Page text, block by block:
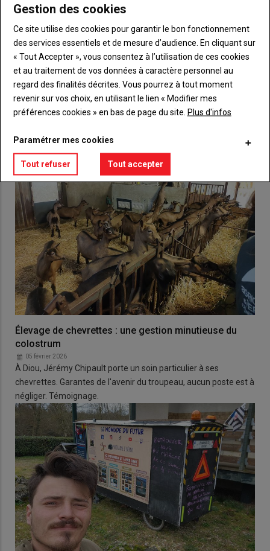
BodyChoisissez votre formule et créez votre
compte pour accéder à tout {nom-site}.
Lien Créez un compte
VOUS AIMEREZ AUSSI
Élevage de chevrettes : une gestion minutieuse du
colostrum
05 février 2026
À Diou, Jérémy Chipault porte un soin particulier à ses
chevrettes. Garantes de l'avenir du troupeau, aucun poste est à
négliger. Témoignage.
Gestion des cookies
Ce site utilise des cookies pour garantir le bon fonctionnement
des services essentiels et de mesure d’audience. En cliquant sur
« Tout Accepter », vous consentez à l’utilisation de ces cookies
et au traitement de vos données à caractère personnel au
regard des finalités décrites. Vous pourrez à tout moment
revenir sur vos choix, en utilisant le lien « Modifier mes
préférences cookies » en bas de page du site. Plus d'infos
Paramétrer mes cookies
Tout refuser Tout accepter